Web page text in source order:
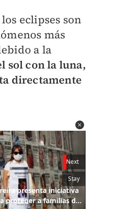
eclipses son
más
a la
sol con la luna,
directamente